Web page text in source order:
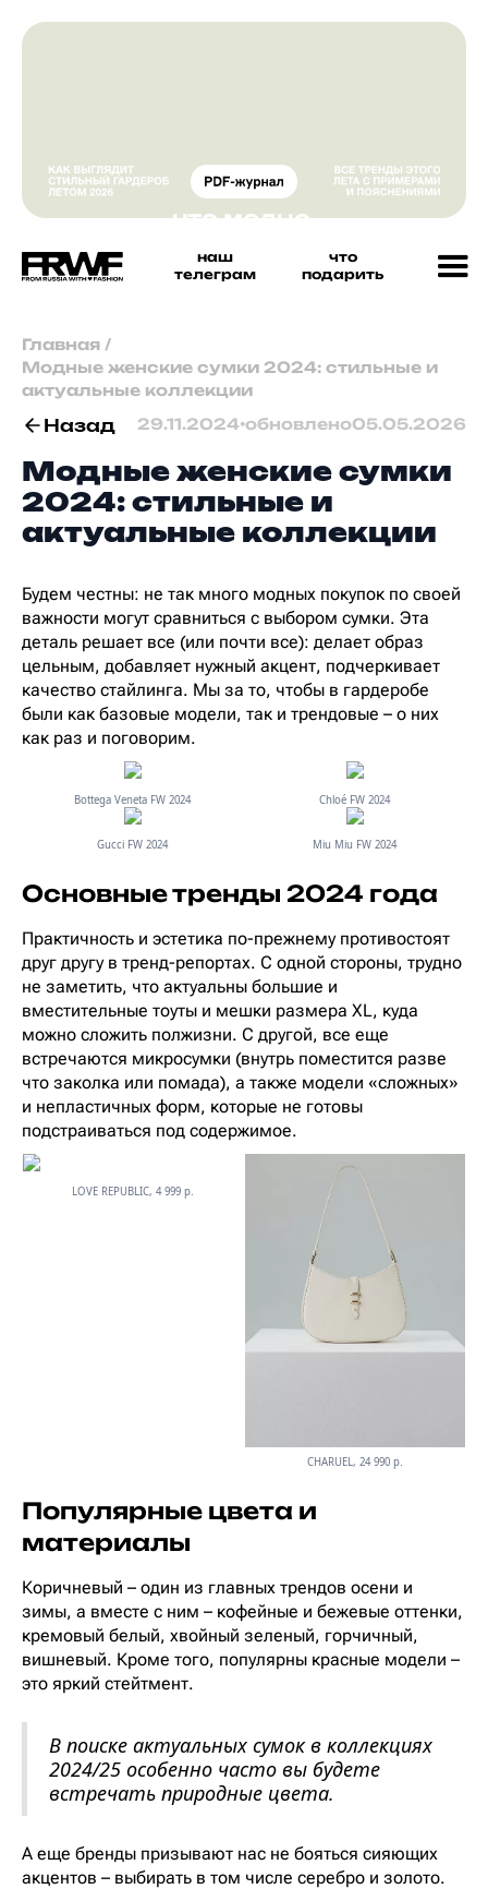
наш
телеграм
что
подарить
Главная /
Модные женские сумки 2024: стильные и
актуальные коллекции
Назад 29.11.2024•обновлено05.05.2026
Модные женские сумки
2024: стильные и
актуальные коллекции
Будем честны: не так много модных покупок по своей
важности могут сравниться с выбором сумки. Эта
деталь решает все (или почти все): делает образ
цельным, добавляет нужный акцент, подчеркивает
качество стайлинга. Мы за то, чтобы в гардеробе
были как базовые модели, так и трендовые – о них
как раз и поговорим.
Bottega Veneta FW 2024 Chloé FW 2024
Gucci FW 2024 Miu Miu FW 2024
Основные тренды 2024 года
Практичность и эстетика по-прежнему противостоят
друг другу в тренд-репортах. С одной стороны, трудно
не заметить, что актуальны большие и
вместительные тоуты и мешки размера XL, куда
можно сложить полжизни. С другой, все еще
встречаются микросумки (внутрь поместится разве
что заколка или помада), а также модели «сложных»
и непластичных форм, которые не готовы
подстраиваться под содержимое.
LOVE REPUBLIC, 4 999 р.
CHARUEL, 24 990 р.
Популярные цвета и
материалы
Коричневый – один из главных трендов осени и
зимы, а вместе с ним – кофейные и бежевые оттенки,
кремовый белый, хвойный зеленый, горчичный,
вишневый. Кроме того, популярны красные модели –
это яркий стейтмент.
В поиске актуальных сумок в коллекциях
2024/25 особенно часто вы будете
встречать природные цвета.
А еще бренды призывают нас не бояться сияющих
акцентов – выбирать в том числе серебро и золото.